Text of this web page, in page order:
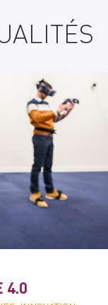
4.0